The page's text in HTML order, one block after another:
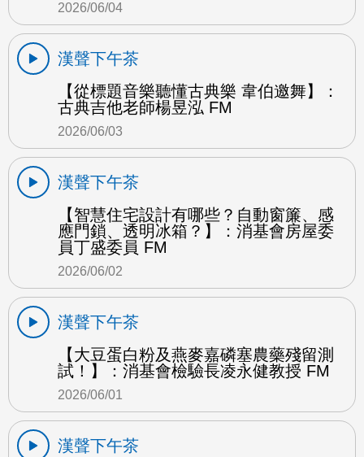
2026/06/04
漢聲下午茶
【從標題音樂聽懂古典樂 韋伯邀舞】：
古典吉他老師楊昱泓 FM
2026/06/03
漢聲下午茶
【智慧住宅設計有哪些？自動窗簾、感
應門鎖、透明冰箱？】：消基會房屋委
員丁盛委員 FM
2026/06/02
漢聲下午茶
【大豆蛋白粉及燕麥嘉磷塞農藥殘留測
試！】：消基會檢驗長凌永健教授 FM
2026/06/01
漢聲下午茶